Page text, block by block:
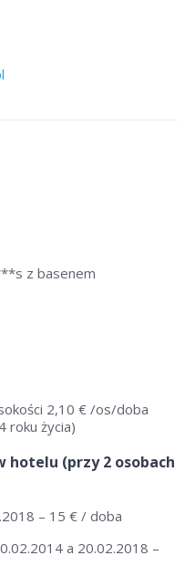
z basenem
2,10 € /os/doba
roku życia)
hotelu (przy 2 osobach
– 15 € / doba
a 20.02.2018 –